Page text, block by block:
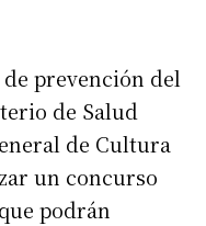
prevención del
de Salud
de Cultura
un concurso
podrán